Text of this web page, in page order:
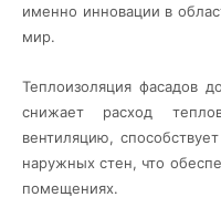
именно инновации в
мир.
Теплоизоляция фасадов
снижает расход
вентиляцию,
наружных стен, что
помещениях.